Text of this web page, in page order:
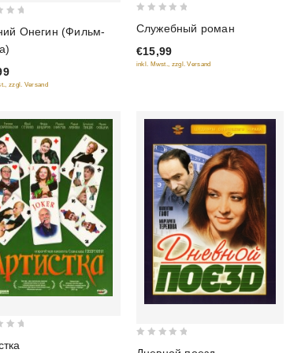
Онегин (Фильм-
zzgl. Versand
out
of
5
Служебный роман
€15,99
inkl. Mwst., zzgl. Versand